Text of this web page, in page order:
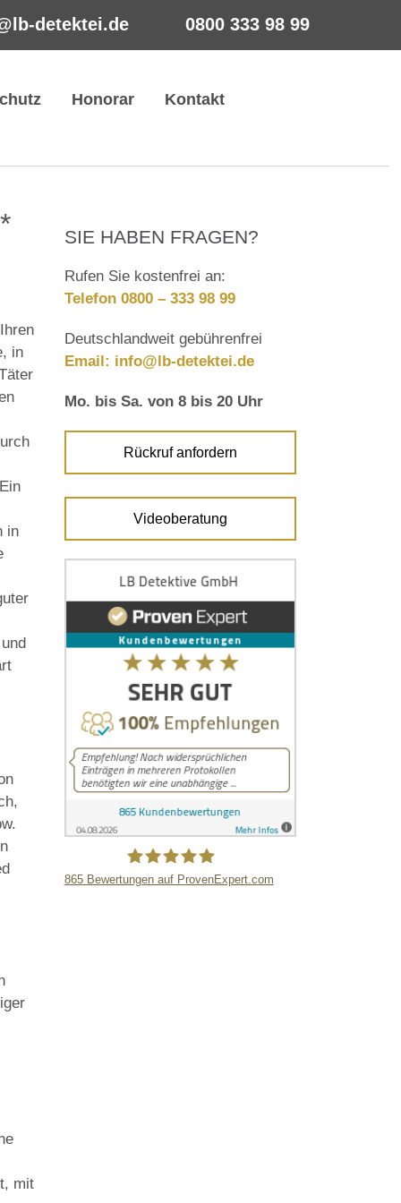
detektei.de 0800 333 98 99
Honorar Kontakt
in
in
mit
SIE HABEN FRAGEN?
Rufen Sie kostenfrei an:
Telefon 0800 – 333 98 99
Deutschlandweit gebührenfrei
Email: info@lb-detektei.de
Mo. bis Sa. von 8 bis 20 Uhr
Rückruf anfordern
Videoberatung
865Bewertungen auf ProvenExpert.com